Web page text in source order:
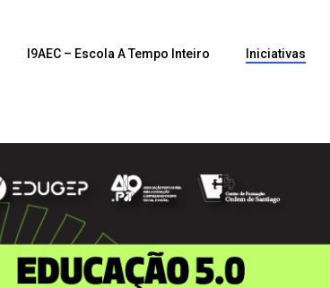
I9AEC – Escola A Tempo Inteiro Iniciativas